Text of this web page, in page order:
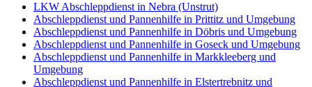
LKW Abschleppdienst in Nebra (Unstrut)
Abschleppdienst und Pannenhilfe in Prittitz und Umgebung
Abschleppdienst und Pannenhilfe in Döbris und Umgebung
Abschleppdienst und Pannenhilfe in Goseck und Umgebung
Abschleppdienst und Pannenhilfe in Markkleeberg und
Umgebung
Abschleppdienst und Pannenhilfe in Elstertrebnitz und